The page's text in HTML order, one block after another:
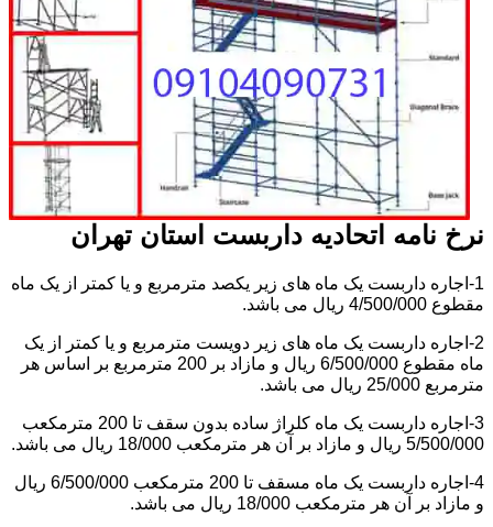
نرخ نامه اتحادیه داربست استان تهران
1-اجاره داربست یک ماه های زیر یکصد مترمربع و یا کمتر از یک ماه
مقطوع 4/500/000 ریال می باشد.
2-اجاره داربست یک ماه های زیر دویست مترمربع و یا کمتر از یک
ماه مقطوع 6/500/000 ریال و مازاد بر 200 مترمربع بر اساس هر
مترمربع 25/000 ریال می باشد.
3-اجاره داربست یک ماه کلراژ ساده بدون سقف تا 200 مترمکعب
5/500/000 ریال و مازاد بر آن هر مترمکعب 18/000 ریال می باشد.
4-اجاره داربست یک ماه مسقف تا 200 مترمکعب 6/500/000 ریال
و مازاد بر آن هر مترمکعب 18/000 ریال می باشد.